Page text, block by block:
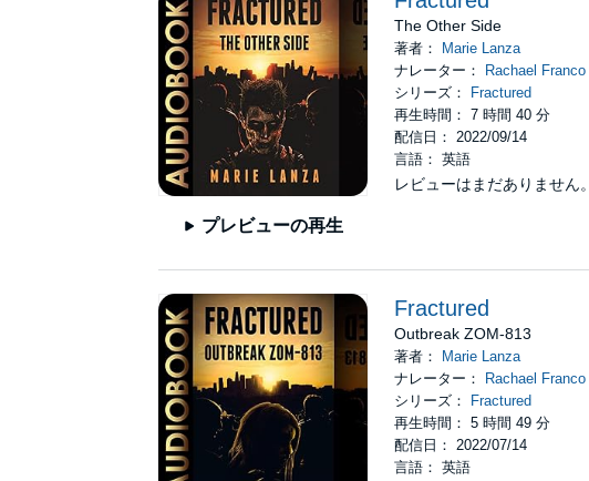
プレビューの再生
The Other Side
著者：
Marie Lanza
ナレーター：
Rachael Franco
シリーズ：
Fractured
再生時間： 7 時間 40 分
配信日： 2022/09/14
言語： 英語
レビューはまだありません。
Fractured
Outbreak ZOM-813
著者： Marie Lanza
ナレーター： Rachael Franco
シリーズ： Fractured
再生時間： 5 時間 49 分
配信日： 2022/07/14
言語： 英語